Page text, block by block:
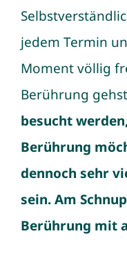
jedem Termin
Moment völlig
Berührung
besucht
Berührung
dennoch sehr
sein. Am
Berührung mit